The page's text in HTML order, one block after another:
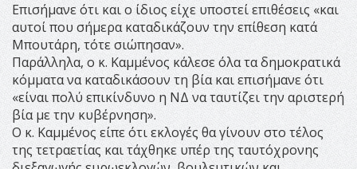
Επισήμανε ότι και ο ίδιος είχε υποστεί επιθέσεις «και
αυτοί που σήμερα καταδικάζουν την επίθεση κατά
Μπουτάρη, τότε σιώπησαν».
Παράλληλα, ο κ. Καμμένος κάλεσε όλα τα δημοκρατικά
κόμματα να καταδικάσουν τη βία και επισήμανε ότι
«είναι πολύ επικίνδυνο η ΝΔ να ταυτίζει την αριστερή
βία με την κυβέρνηση».
Ο κ. Καμμένος είπε ότι εκλογές θα γίνουν στο τέλος
της τετραετίας και τάχθηκε υπέρ της ταυτόχρονης